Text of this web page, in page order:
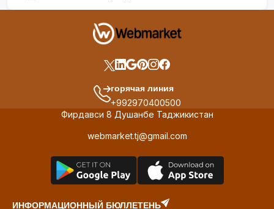
горячая линия
+992970400500
Фирдавси 8 Душанбе Таджикистан
webmarket.tj@gmail.com
ИНФОРМАЦИОННЫЙ БЮЛЛЕТЕНЬ